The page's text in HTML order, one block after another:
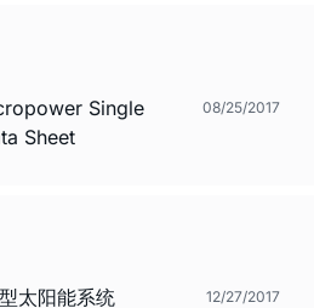
Single
Sheet
08/25/2017
太阳能系统 12/27/2017